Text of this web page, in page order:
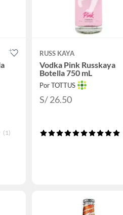
(1)
RUSS KAYA
Vodka Pink Russkaya
Botella 750 mL
Por TOTTUS
S/ 26.50